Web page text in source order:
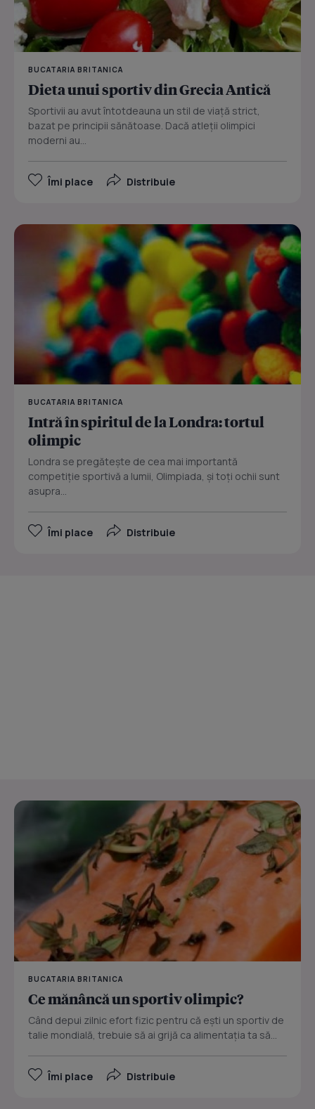
BUCATARIA BRITANICA
Dieta unui sportiv din Grecia Antică
Sportivii au avut întotdeauna un stil de viaţă strict,
bazat pe principii sănătoase. Dacă atleţii olimpici
moderni au...
Îmi place Distribuie
BUCATARIA BRITANICA
Intră în spiritul de la Londra: tortul
olimpic
Londra se pregăteşte de cea mai importantă
competiţie sportivă a lumii, Olimpiada, şi toţi ochii sunt
asupra...
Îmi place Distribuie
BUCATARIA BRITANICA
Ce mănâncă un sportiv olimpic?
Când depui zilnic efort fizic pentru că eşti un sportiv de
talie mondială, trebuie să ai grijă ca alimentaţia ta să...
Îmi place Distribuie